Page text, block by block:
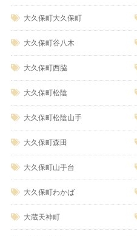
大久保町大久保町
大久保町谷八木
大久保町西脇
大久保町松陰
大久保町松陰山手
大久保町森田
大久保町山手台
大久保町わかば
大蔵天神町